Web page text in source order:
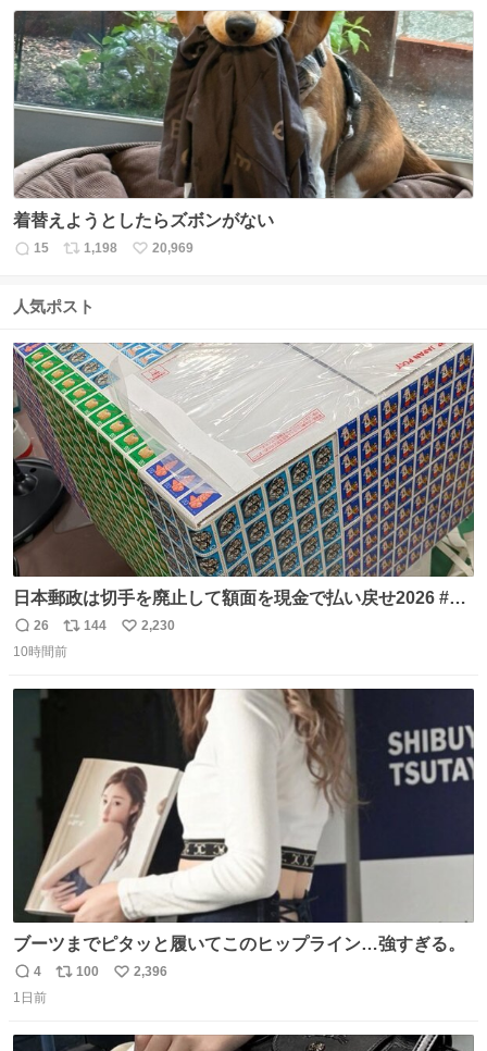
ト
数
ね
数
着替えようとしたらズボンがない
返
数
15
リ
ス
数
1,198
い
20,969
人気ポスト
日本郵政は切手を廃止して額面を現金で払い戻せ2026 #日
本郵政 @JapanPostHD_PR
返
信
26
リ
ポ
144
い
2,230
10時間前
ブーツまでピタッと履いてこのヒップライン…強すぎる。
返
信
4
リ
100
い
2,396
1日前